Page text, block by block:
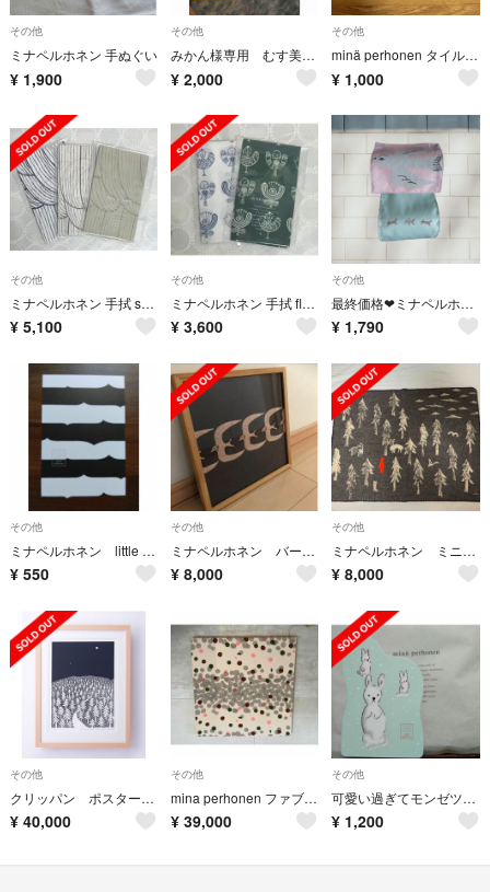
その他
ミナペルホネン 手ぬぐい
¥ 1,900
その他
みかん様専用 むす美 ミナペルホネン choucho 風呂敷＋風呂敷パッチンミニ
¥ 2,000
その他
minä perhonen タイル tambourine
¥ 1,000
その他
ミナペルホネン 手拭 sulka 新品/未使用 3点セット
¥ 5,100
その他
ミナペルホネン 手拭 flower,bird,me 新品/未使用 2点セット
¥ 3,600
その他
最終価格❤ミナペルホネン トイレットペーパーホルダーカバー Uccelli
¥ 1,790
その他
ミナペルホネン little wave ポストカード 非売品❣️
¥ 550
その他
ミナペルホネン バーズワーズ 北欧暮らしの 道具店
¥ 8,000
その他
ミナペルホネン ミニブランケット one day 新品 紙タグあり
¥ 8,000
その他
クリッパン ポスター ミナペルホネン HOUSE IN THE FOREST
¥ 40,000
その他
mina perhonen ファブリックパネル 正規品
¥ 39,000
その他
可愛い過ぎてモンゼツ❤️ lumiukko⛄ ポストカード 非売品✨
¥ 1,200